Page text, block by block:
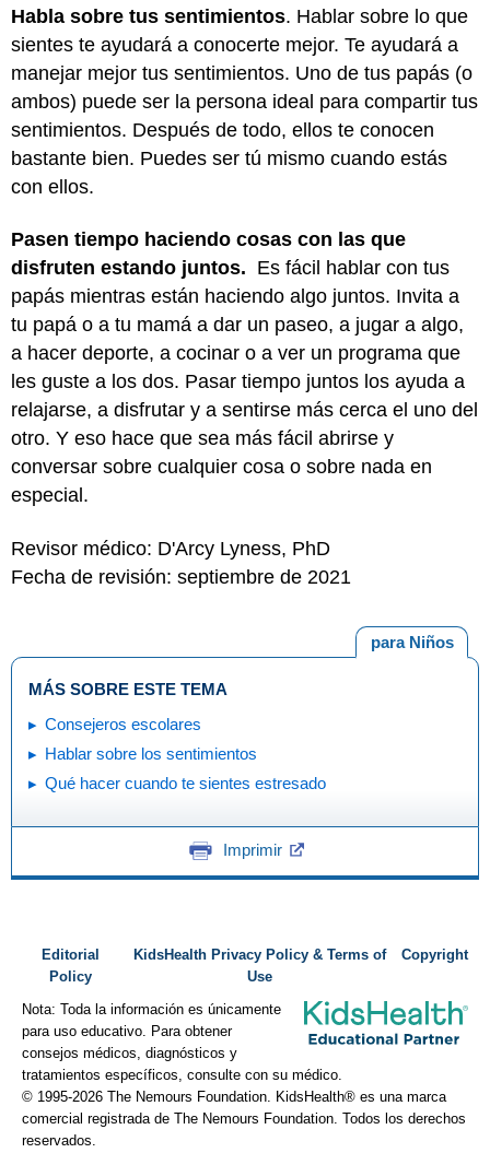
Habla sobre tus sentimientos. Hablar sobre lo que
sientes te ayudará a conocerte mejor. Te ayudará a
manejar mejor tus sentimientos. Uno de tus papás (o
ambos) puede ser la persona ideal para compartir tus
sentimientos. Después de todo, ellos te conocen
bastante bien. Puedes ser tú mismo cuando estás
con ellos.
Pasen tiempo haciendo cosas con las que
disfruten estando juntos. Es fácil hablar con tus
papás mientras están haciendo algo juntos. Invita a
tu papá o a tu mamá a dar un paseo, a jugar a algo,
a hacer deporte, a cocinar o a ver un programa que
les guste a los dos. Pasar tiempo juntos los ayuda a
relajarse, a disfrutar y a sentirse más cerca el uno del
otro. Y eso hace que sea más fácil abrirse y
conversar sobre cualquier cosa o sobre nada en
especial.
Revisor médico: D'Arcy Lyness, PhD
Fecha de revisión: septiembre de 2021
para Niños
MÁS SOBRE ESTE TEMA
Consejeros escolares
Hablar sobre los sentimientos
Qué hacer cuando te sientes estresado
Imprimir
Editorial
Policy
KidsHealth Privacy Policy & Terms of
Use
Copyright
Nota: Toda la información es únicamente
para uso educativo. Para obtener
consejos médicos, diagnósticos y
tratamientos específicos, consulte con su médico.
© 1995-2026 The Nemours Foundation. KidsHealth® es una marca
comercial registrada de The Nemours Foundation. Todos los derechos
reservados.